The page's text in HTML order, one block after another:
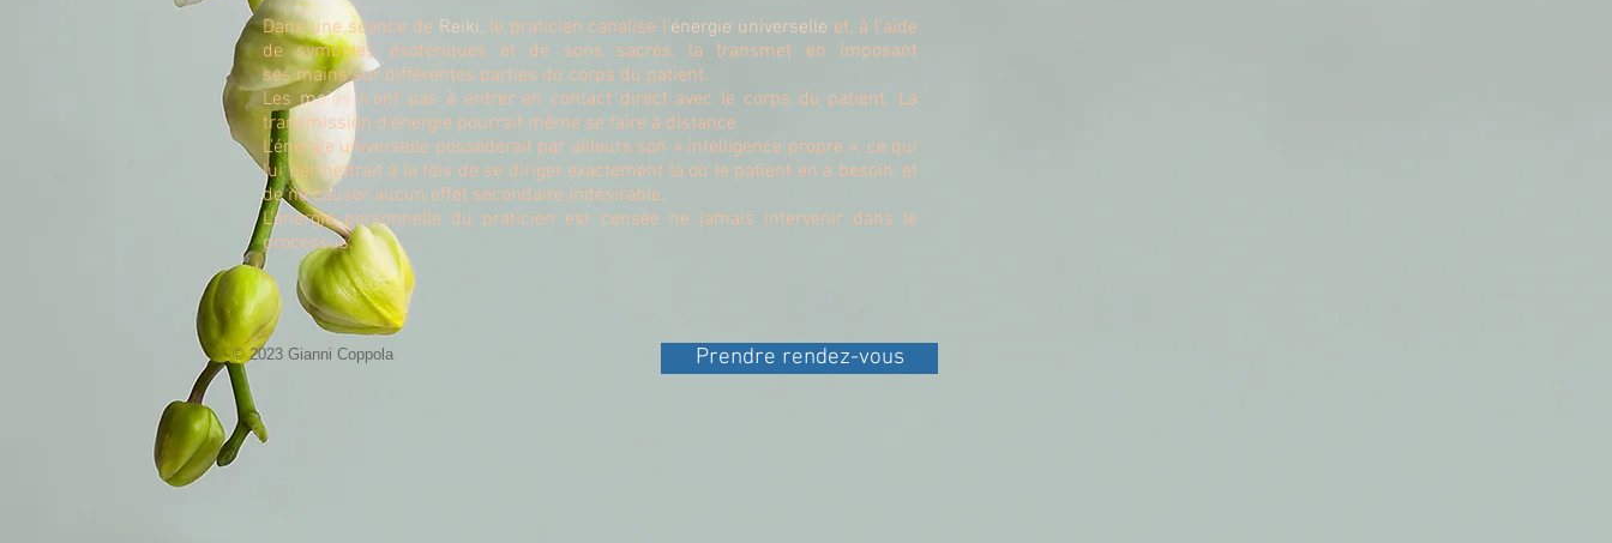
Dans une séance de Reiki, le praticien canalise l'énergie universelle et, à l’aide
de symboles ésotériques et de sons sacrés, la transmet en imposant
ses mains sur différentes parties du corps du patient.
Lesmains n’ont pas à entrer en contact direct avec le corps du patient. La
transmission d’énergie pourrait même se faire à distance.
L’énergie universelle posséderait par ailleurs son « intelligence propre », ce qui
lui permettrait à la fois de se diriger exactement là où le patient en a besoin, et
de ne causer aucun effet secondaire indésirable.
L’énergie personnelle du praticien est censée ne jamais intervenir dans le
processus.
© 2023 Gianni Coppola Prendre rendez-vous